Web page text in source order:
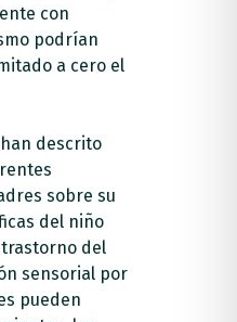
con
podrían
a cero el
descrito
sobre su
del niño
del
sensorial por
pueden